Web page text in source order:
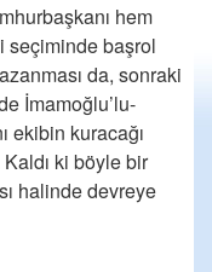
hem
seçiminde başrol
da, sonraki
İmamoğlu’lu-
ekibin kuracağı
ki böyle bir
halinde devreye